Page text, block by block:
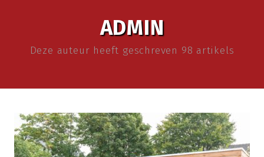
ADMIN
Deze auteur heeft geschreven 98 artikels